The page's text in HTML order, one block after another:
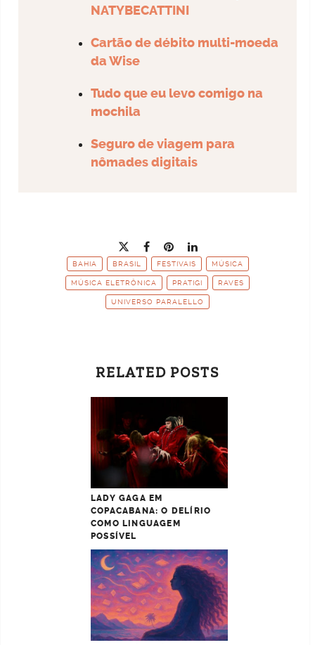
NATYBECATTINI
Cartão de débito multi-moeda
da Wise
Tudo que eu levo comigo na
mochila
Seguro de viagem para
nômades digitais
BAHIA BRASIL FESTIVAIS MÚSICA
MÚSICA ELETRÔNICA PRATIGI RAVES
UNIVERSO PARALELLO
RELATED POSTS
LADY GAGA EM
COPACABANA: O DELÍRIO
COMO LINGUAGEM
POSSÍVEL